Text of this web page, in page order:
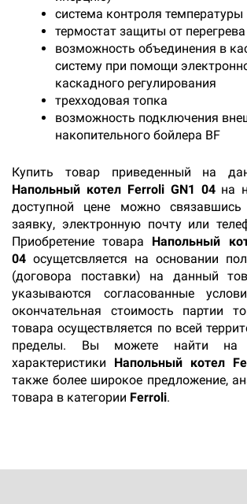
система контроля температуры
термостат защиты от перегрева
возможность объединения в
систему при помощи
каскадного регулирования
трехходовая топка
возможность подключения
накопительного бойлера BF
Купить товар приведенный на
Напольный котел Ferroli GN1 04на
доступной цене можно
заявку, электронную почту или
Приобретение товара Напольный
04 осущетсвляется на основании
(договора поставки) на данный
указываются согласованные
окончательная стоимость партии
товара осуществляется по всей
пределы. Вы можете найти на
характеристики Напольный котел
также более широкое предложение,
товара в категории Ferroli.